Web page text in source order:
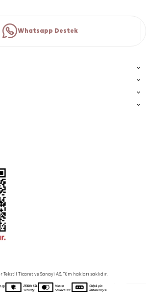
Whatsapp Destek
Tekstil Ticaret ve Sanayi A.Ş. Tüm hakları saklıdır.